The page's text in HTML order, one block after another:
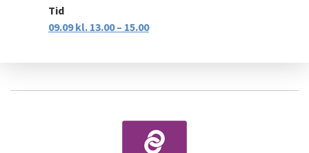
Tid
09.09 kl. 13.00 – 15.00